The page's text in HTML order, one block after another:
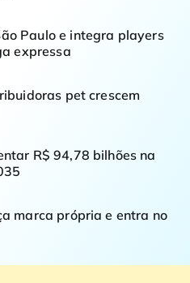
Paulo e integra players
expressa
pet crescem
R$ 94,78 bilhões na
marca própria e entra no